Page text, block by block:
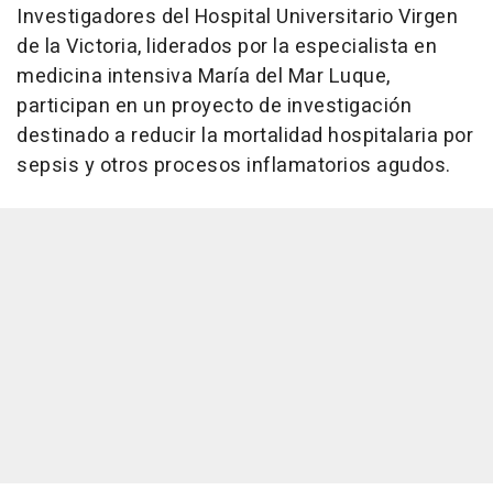
Investigadores del Hospital Universitario Virgen
de la Victoria, liderados por la especialista en
medicina intensiva María del Mar Luque,
participan en un proyecto de investigación
destinado a reducir la mortalidad hospitalaria por
sepsis y otros procesos inflamatorios agudos.